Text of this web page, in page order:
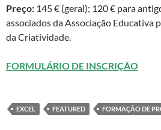
Preço: 145 € (geral); 120 € para
associados da Associação Educativa
da Criatividade.
FORMULÁRIO DE INSCRIÇÃO
EXCEL FEATURED FORMAÇÃO DE